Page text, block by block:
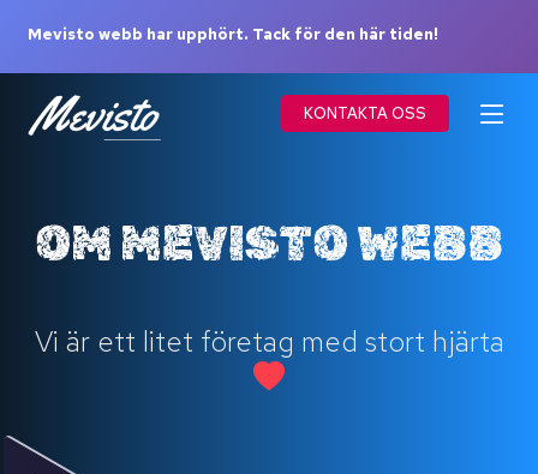
Mevisto webb har upphört. Tack för den här tiden!
KONTAKTA OSS
OM MEVISTO WEBB
Vi är ett litet företag med stort hjärta